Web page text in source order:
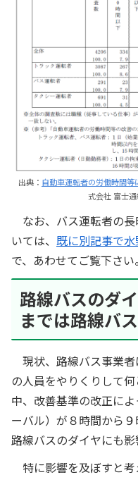
出典： 自動車運転者の労働時間
式会社 富士通
なお、バス運転者の
いては、 既に別記事で
で、あわせてご覧下さい。
路線バスのダ
までは路線バ
現状、路線バス事業
の人員をやりくりして
中、改善基準の改正に
ーバル）が８時間から９
路線バスのダイヤにも影
特に影響を及ぼすと考